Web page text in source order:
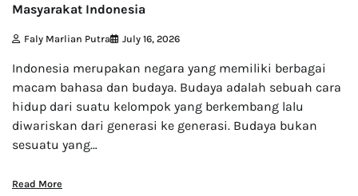
Masyarakat Indonesia
Faly Marlian Putra July 16, 2026
Indonesia merupakan negara yang memiliki berbagai
macam bahasa dan budaya. Budaya adalah sebuah cara
hidup dari suatu kelompok yang berkembang lalu
diwariskan dari generasi ke generasi. Budaya bukan
sesuatu yang…
Read More